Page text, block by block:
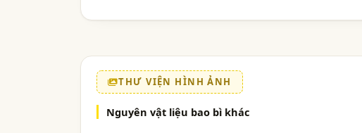
THƯ VIỆN HÌNH ẢNH
Nguyên vật liệu bao bì khác